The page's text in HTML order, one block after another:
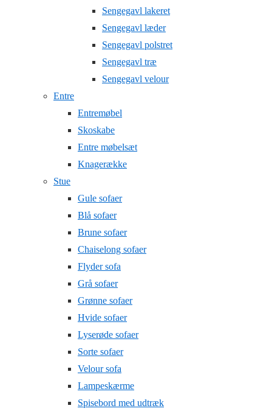
Sengegavl lakeret
Sengegavl læder
Sengegavl polstret
Sengegavl træ
Sengegavl velour
Entre
Entremøbel
Skoskabe
Entre møbelsæt
Knagerække
Stue
Gule sofaer
Blå sofaer
Brune sofaer
Chaiselong sofaer
Flyder sofa
Grå sofaer
Grønne sofaer
Hvide sofaer
Lyserøde sofaer
Sorte sofaer
Velour sofa
Lampeskærme
Spisebord med udtræk